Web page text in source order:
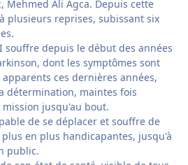
Mehmed Ali Agca. Depuis cette
plusieurs reprises, subissant six
souffre depuis le début des années
dont les symptômes sont
ces dernières années,
détermination, maintes fois
jusqu'au bout.
de se déplacer et souffre de
en plus handicapantes, jusqu'à
public.